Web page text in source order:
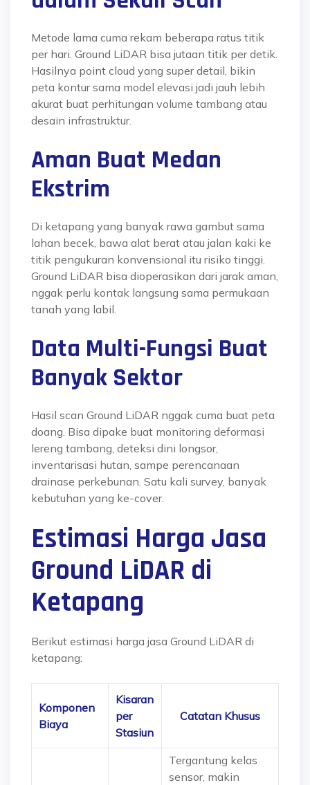
Metode lama cuma rekam beberapa ratus titik
per hari. Ground LiDAR bisa jutaan titik per detik.
Hasilnya point cloud yang super detail, bikin
peta kontur sama model elevasi jadi jauh lebih
akurat buat perhitungan volume tambang atau
desain infrastruktur.
Aman Buat Medan
Ekstrim
Di ketapang yang banyak rawa gambut sama
lahan becek, bawa alat berat atau jalan kaki ke
titik pengukuran konvensional itu risiko tinggi.
Ground LiDAR bisa dioperasikan dari jarak aman,
nggak perlu kontak langsung sama permukaan
tanah yang labil
Data Multi-Fungsi Buat
Banyak Sektor
Hasil scan Ground LiDAR nggak cuma buat peta
doang. Bisa dipake buat monitoring deformasi
lereng tambang, deteksi dini longsor,
inventarisasi hutan, sampe perencanaan
drainase perkebunan . Satu kali survey, banyak
kebutuhan yang ke-cover.
Estimasi Harga Jasa
Ground LiDAR di
Ketapang
Berikut estimasi harga jasa Ground LiDAR di
ketapang:
Komponen
Biaya
Kisaran
per
Stasiun
Catatan Khusus
Tergantung kelas
sensor, makin